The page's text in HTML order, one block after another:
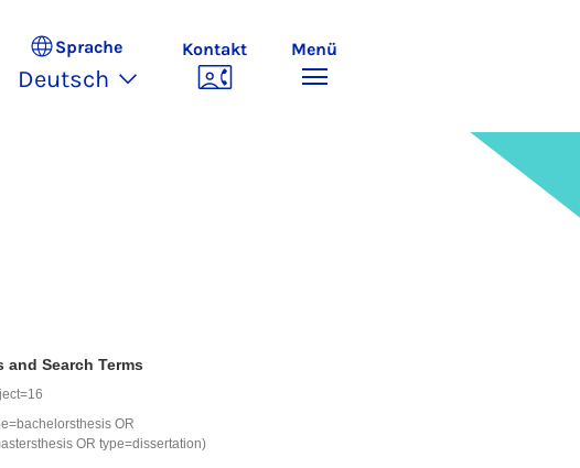
Sprache
Deutsch
Kontakt Menü